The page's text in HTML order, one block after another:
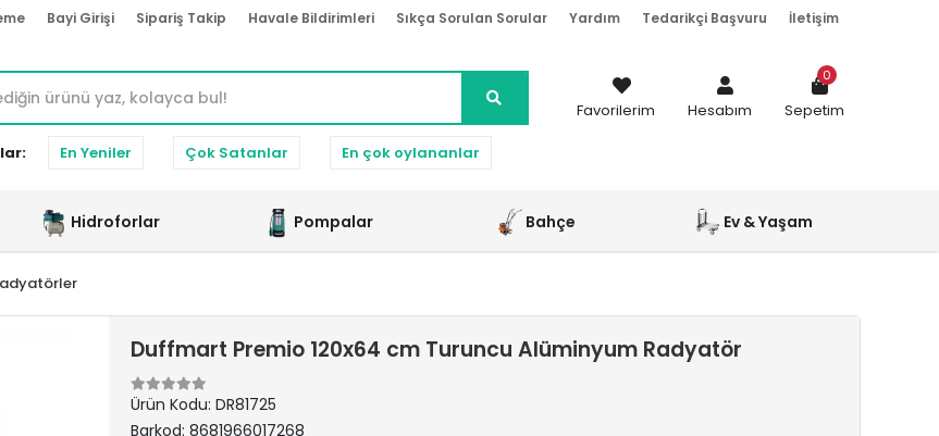
Bayi Girişi Sipariş Takip Havale Bildirimleri Sıkça Sorulan Sorular Yardım Tedarikçi Başvuru İletişim
En Yeniler Çok Satanlar En çok oylananlar
Favorilerim Hesabım Sepetim
0
Hidroforlar Pompalar Bahçe Ev & Yaşam
Duffmart Premio 120x64 cm Turuncu Alüminyum Radyatör
Ürün Kodu: DR81725
Barkod: 8681966017268